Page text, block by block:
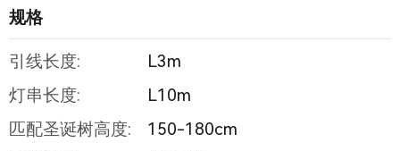
规格
引线长度:
L3m
灯串长度:
L10m
匹配圣诞树高度:
150-180cm